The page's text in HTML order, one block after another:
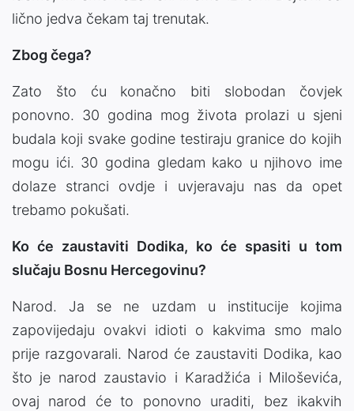
lično jedva čekam taj trenutak.
Zbog čega?
Zato što ću konačno biti slobodan čovjek
ponovno. 30 godina mog života prolazi u sjeni
budala koji svake godine testiraju granice do kojih
mogu ići. 30 godina gledam kako u njihovo ime
dolaze stranci ovdje i uvjeravaju nas da opet
trebamo pokušati.
Ko će zaustaviti Dodika, ko će spasiti u tom
slučaju Bosnu Hercegovinu?
Narod. Ja se ne uzdam u institucije kojima
zapovijedaju ovakvi idioti o kakvima smo malo
prije razgovarali. Narod će zaustaviti Dodika, kao
što je narod zaustavio i Karadžića i Miloševića,
ovaj narod će to ponovno uraditi, bez ikakvih